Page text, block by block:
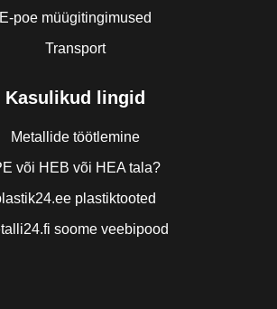
E-poe müügitingimused
Transport
Kasulikud lingid
Metallide töötlemine
või HEB või HEA tala?
plastiktooted
soome veebipood